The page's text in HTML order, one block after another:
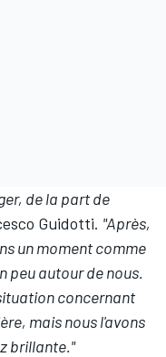
de la part de
Guidotti. "Après,
un moment comme
peu autour de nous.
concernant
mais nous l'avons
brillante."